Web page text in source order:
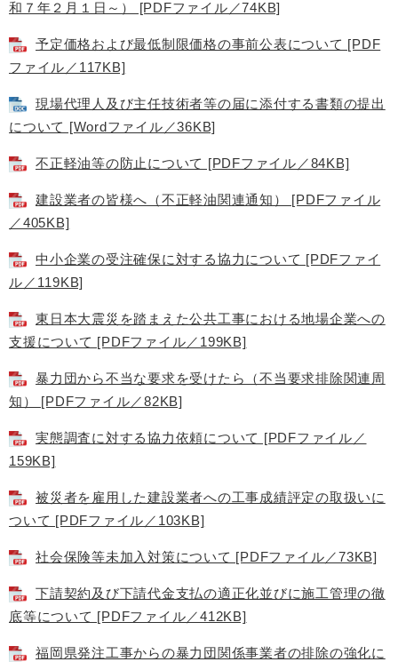
和７年２月１日～） [PDFファイル／74KB]
予定価格および最低制限価格の事前公表について [PDF
ファイル／117KB]
現場代理人及び主任技術者等の届に添付する書類の提出
について [Wordファイル／36KB]
不正軽油等の防止について [PDFファイル／84KB]
建設業者の皆様へ（不正軽油関連通知） [PDFファイル
／405KB]
中小企業の受注確保に対する協力について [PDFファイ
ル／119KB]
東日本大震災を踏まえた公共工事における地場企業への
支援について [PDFファイル／199KB]
暴力団から不当な要求を受けたら（不当要求排除関連周
知） [PDFファイル／82KB]
実態調査に対する協力依頼について [PDFファイル／
159KB]
被災者を雇用した建設業者への工事成績評定の取扱いに
ついて [PDFファイル／103KB]
社会保険等未加入対策について [PDFファイル／73KB]
下請契約及び下請代金支払の適正化並びに施工管理の徹
底等について [PDFファイル／412KB]
福岡県発注工事からの暴力団関係事業者の排除の強化に